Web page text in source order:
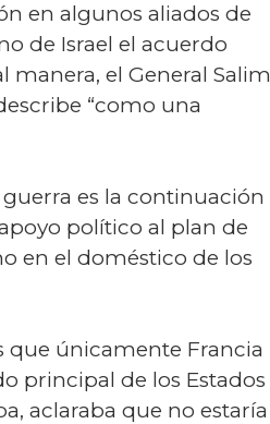
en algunos aliados de
de Israel el acuerdo
manera, el General Salim
“como una
es la continuación
político al plan de
en el doméstico de los
que únicamente Francia
principal de los Estados
aclaraba que no estaría